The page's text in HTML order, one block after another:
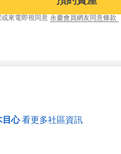
來電即視同意 永慶會員網友同意條款
目心 看更多社區資訊